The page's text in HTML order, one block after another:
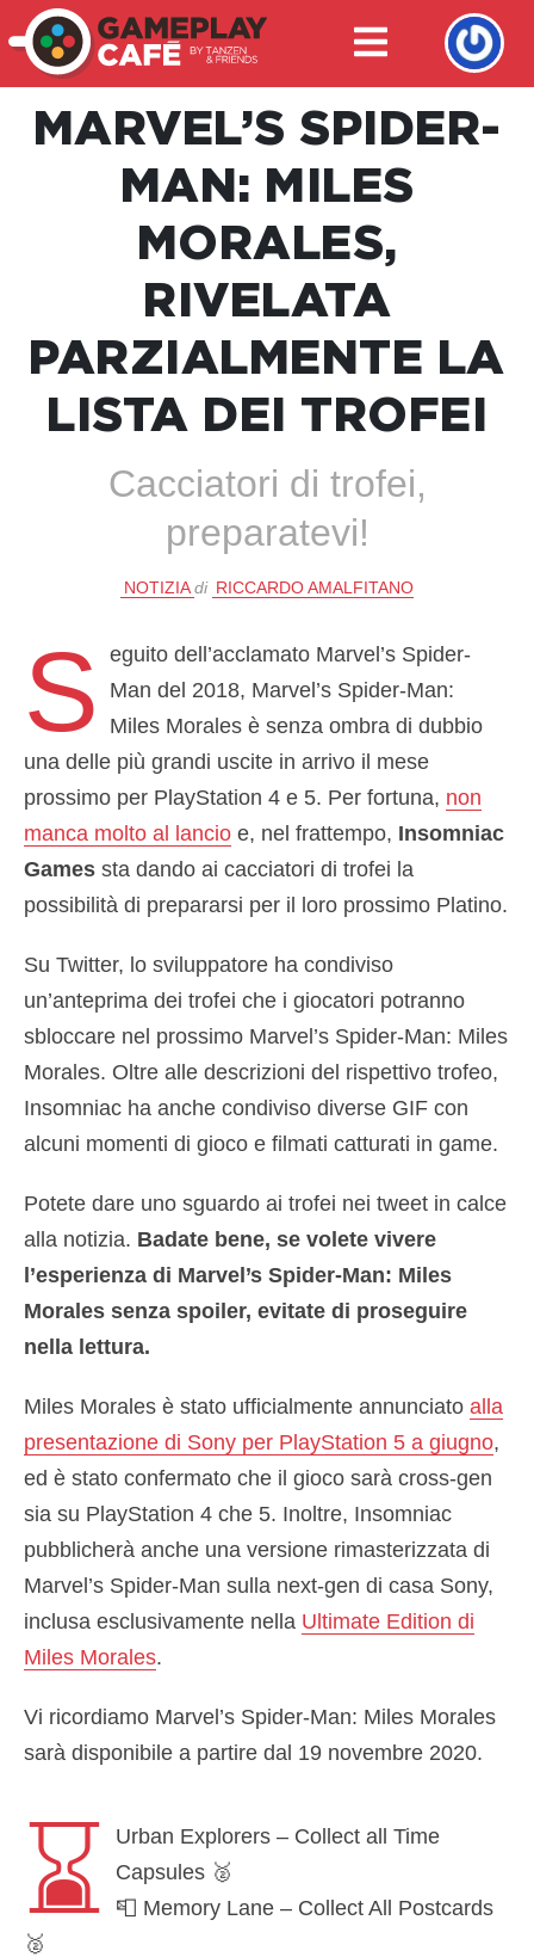
MARVEL’S SPIDER-
MAN: MILES
MORALES,
RIVELATA
PARZIALMENTE LA
LISTA DEI TROFEI
Cacciatori di trofei,
preparatevi!
NOTIZIA di RICCARDO AMALFITANO
S
eguito dell’acclamato Marvel’s Spider-
Man del 2018, Marvel’s Spider-Man:
Miles Morales è senza ombra di dubbio
una delle più grandi uscite in arrivo il mese
prossimo per PlayStation 4 e 5. Per fortuna, non
manca molto al lancio e, nel frattempo, Insomniac
Games sta dando ai cacciatori di trofei la
possibilità di prepararsi per il loro prossimo Platino.
Su Twitter, lo sviluppatore ha condiviso
un’anteprima dei trofei che i giocatori potranno
sbloccare nel prossimo Marvel’s Spider-Man: Miles
Morales. Oltre alle descrizioni del rispettivo trofeo,
Insomniac ha anche condiviso diverse GIF con
alcuni momenti di gioco e filmati catturati in game.
Potete dare uno sguardo ai trofei nei tweet in calce
alla notizia. Badate bene, se volete vivere
l’esperienza di Marvel’s Spider-Man: Miles
Morales senza spoiler, evitate di proseguire
nella lettura.
Miles Morales è stato ufficialmente annunciato alla
presentazione di Sony per PlayStation 5 a giugno,
ed è stato confermato che il gioco sarà cross-gen
sia su PlayStation 4 che 5. Inoltre, Insomniac
pubblicherà anche una versione rimasterizzata di
Marvel’s Spider-Man sulla next-gen di casa Sony,
inclusa esclusivamente nella Ultimate Edition di
Miles Morales.
Vi ricordiamo Marvel’s Spider-Man: Miles Morales
sarà disponibile a partire dal 19 novembre 2020.
⌛
Urban Explorers – Collect all Time
Capsules 🥈
📮 Memory Lane – Collect All Postcards
🥈